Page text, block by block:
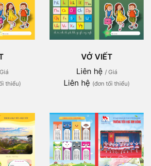
thiểu)
VỞ VIẾT
Liên hệ / Giá
Liên hệ (đơn tối thiểu)